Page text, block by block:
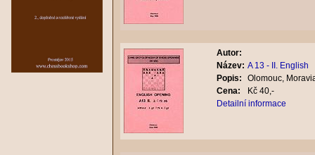
Autor:
Název: A 13 - II. English
Popis:
Olomouc,
Cena:
Kč 40,-
Detailní informace